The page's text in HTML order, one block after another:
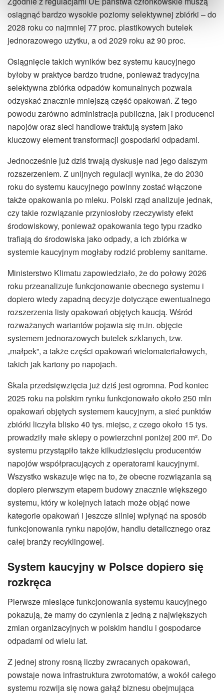
osiągnąć bardzo wysokie poziomy selektywnej zbiórki – do
2028 roku co najmniej 77 proc. plastikowych butelek
jednorazowego użytku, a od 2029 roku aż 90 proc.
Osiągnięcie takich wyników bez systemu kaucyjnego
byłoby w praktyce bardzo trudne, ponieważ tradycyjna
selektywna zbiórka odpadów komunalnych pozwala
odzyskać znacznie mniejszą część opakowań. Z tego
powodu zarówno administracja publiczna, jak i producenci
napojów oraz sieci handlowe traktują system jako
kluczowy element transformacji gospodarki odpadami.
Jednocześnie już dziś trwają dyskusje nad jego dalszym
rozszerzeniem. Z unijnych regulacji wynika, że do 2030
roku do systemu kaucyjnego powinny zostać włączone
także opakowania po mleku. Polski rząd analizuje jednak,
czy takie rozwiązanie przyniosłoby rzeczywisty efekt
środowiskowy, ponieważ opakowania tego typu rzadko
trafiają do środowiska jako odpady, a ich zbiórka w
systemie kaucyjnym mogłaby rodzić problemy sanitarne.
Ministerstwo Klimatu zapowiedziało, że do połowy 2026
roku przeanalizuje funkcjonowanie obecnego systemu i
dopiero wtedy zapadną decyzje dotyczące ewentualnego
rozszerzenia listy opakowań objętych kaucją. Wśród
rozważanych wariantów pojawia się m.in. objęcie
systemem jednorazowych butelek szklanych, tzw.
„małpek”, a także części opakowań wielomateriałowych,
takich jak kartony po napojach.
Skala przedsięwzięcia już dziś jest ogromna. Pod koniec
2025 roku na polskim rynku funkcjonowało około 250 mln
opakowań objętych systemem kaucyjnym, a sieć punktów
zbiórki liczyła blisko 40 tys. miejsc, z czego około 15 tys.
prowadziły małe sklepy o powierzchni poniżej 200 m². Do
systemu przystąpiło także kilkudziesięciu producentów
napojów współpracujących z operatorami kaucyjnymi.
Wszystko wskazuje więc na to, że obecne rozwiązania są
dopiero pierwszym etapem budowy znacznie większego
systemu, który w kolejnych latach może objąć nowe
kategorie opakowań i jeszcze silniej wpłynąć na sposób
funkcjonowania rynku napojów, handlu detalicznego oraz
całej branży recyklingowej.
System kaucyjny w Polsce dopiero się
rozkręca
Pierwsze miesiące funkcjonowania systemu kaucyjnego
pokazują, że mamy do czynienia z jedną z największych
zmian organizacyjnych w polskim handlu i gospodarce
odpadami od wielu lat.
Z jednej strony rosną liczby zwracanych opakowań,
powstaje nowa infrastruktura zwrotomatów, a wokół całego
systemu rozwija się nowa gałąź biznesu obejmująca